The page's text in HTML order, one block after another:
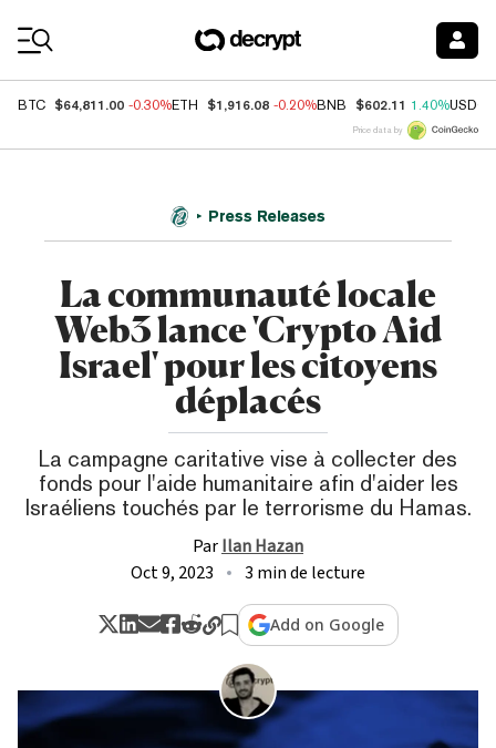
BTC $64,811.00 -0.30%ETH $1,916.08 -0.20%BNB $602.11 1.40%USDC
Price data by
Press Releases
La communauté locale
Web3 lance 'Crypto Aid
Israel' pour les citoyens
déplacés
La campagne caritative vise à collecter des
fonds pour l'aide humanitaire afin d'aider les
Israéliens touchés par le terrorisme du Hamas.
ParIlan Hazan
Oct 9, 2023
3 min de lecture
Add on Google